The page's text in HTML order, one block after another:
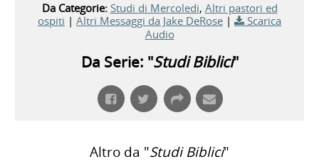
Da Categorie: Studi di Mercoledi, Altri pastori ed
ospiti | Altri Messaggi da Jake DeRose |
Scarica
Audio
Da Serie: "Studi Biblici"
Altro da "Studi Biblici"